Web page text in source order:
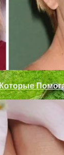
PlayStation
как
of Play,